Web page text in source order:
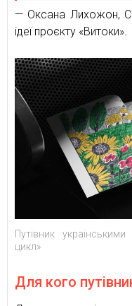
— Оксана Лихожон,
ідеї проєкту «Витоки».
Путівник
цикл»
Для кого